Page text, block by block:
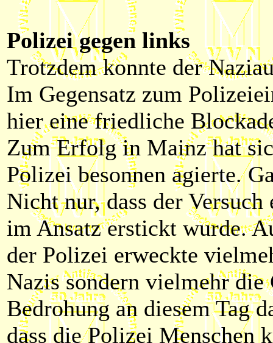
Polizei gegen links
Trotzdem konnte der
Im Gegensatz zum
hier eine friedliche
Zum Erfolg in Mainz hat
Polizei besonnen agierte.
Nicht nur, dass der
im Ansatz erstickt wurde.
der Polizei erweckte
Nazis sondern vielmehr die
Bedrohung an diesem Tag
dass die Polizei Menschen